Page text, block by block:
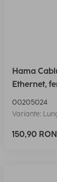
Hama
Ethernet,
00205024
Variante:
150,90 RON